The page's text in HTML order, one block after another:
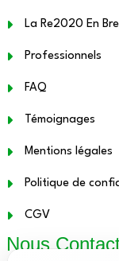
La Re2020 En
Professionnels
FAQ
Témoignages
Mentions légales
Politique de
CGV
Nous